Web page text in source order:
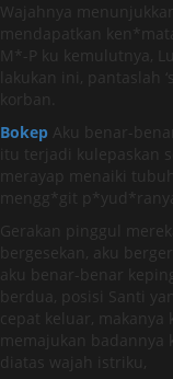
Wajahnya
mendapatkan
M*-P ku kemulutnya,
lakukan ini, pantaslah
korban.
Bokep Aku benar-
itu terjadi kulepaskan
merayap menaiki
mengg*git
Gerakan pinggul
bergesekan, aku
aku benar-benar
berdua, posisi Santi
cepat keluar,
memajukan
diatas wajah istriku,